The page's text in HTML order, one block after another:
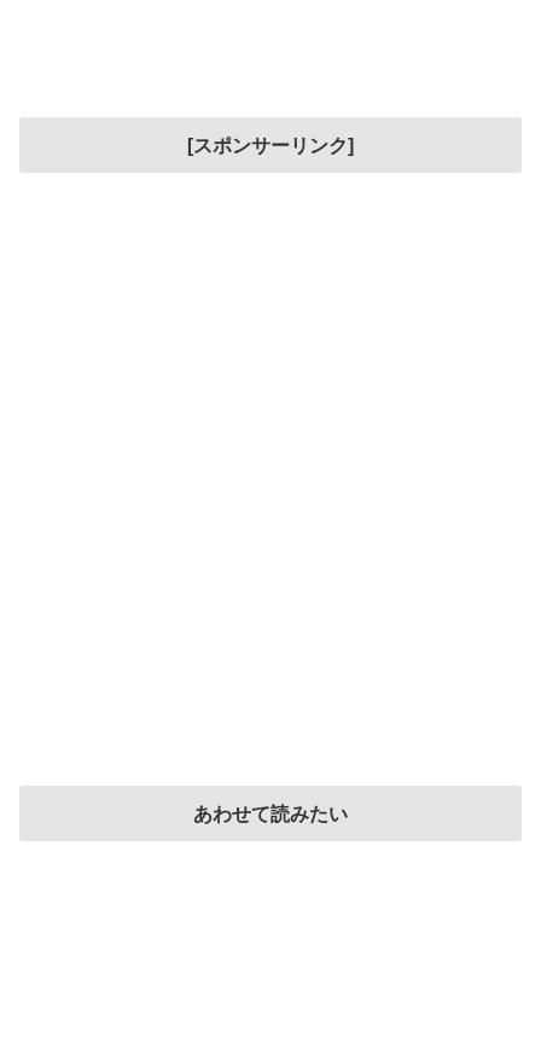
[スポンサーリンク]
あわせて読みたい